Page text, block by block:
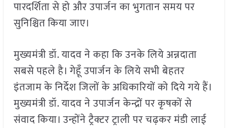
पारदर्शिता से हो और उपार्जन का भुगतान समय पर
सुनिश्चित किया जाए।
मुख्यमंत्री डॉ. यादव ने कहा कि उनके लिये अन्नदाता
सबसे पहले है। गेहूँ उपार्जन के लिये सभी बेहतर
इंतजाम के निर्देश जिलों के अधिकारियों को दिये गये हैं।
मुख्यमंत्री डॉ. यादव ने उपार्जन केन्द्रों पर कृषकों से
संवाद किया। उन्होंने ट्रैक्टर ट्राली पर चढ़कर मंडी लाई